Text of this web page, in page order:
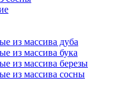
из массива дуба
из массива бука
из массива березы
из массива сосны